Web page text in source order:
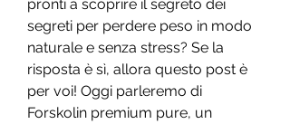
pronti a scoprire il segreto dei
segreti per perdere peso in modo
naturale e senza stress? Se la
risposta è sì, allora questo post è
per voi! Oggi parleremo di
Forskolin premium pure, un